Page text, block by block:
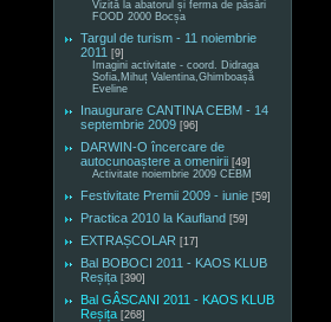
Vizită la abatorul și ferma de păsări
FOOD 2000 Bocșa
Targul de turism - 11 noiembrie
2011 [9]
Imagini activitate - coord. Didraga
Sofia,Mihuț Valentina,Ghimboașă
Eveline
Inaugurare CANTINA CEBM - 14
septembrie 2009 [96]
DARWIN-O încercare de
autocunoaștere a omenirii [49]
Activitate noiembrie 2009 CEBM
Festivitate Premii 2009 - iunie [59]
Practica 2010 la Kaufland [59]
EXTRAȘCOLAR [17]
Bal BOBOCI 2011 - KAOS KLUB
Reșița [390]
Bal GÂSCANI 2011 - KAOS KLUB
Reșița [268]